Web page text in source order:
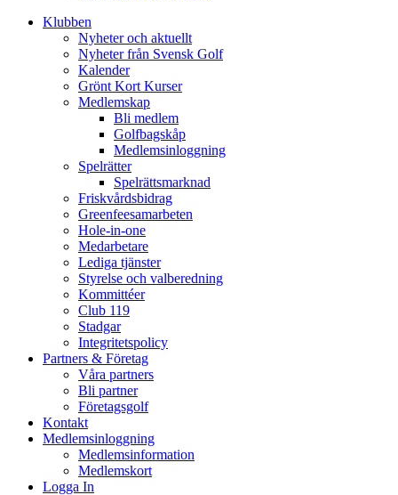
Klubben
Nyheter och aktuellt
Nyheter från Svensk Golf
Kalender
Grönt Kort Kurser
Medlemskap
Bli medlem
Golfbagskåp
Medlemsinloggning
Spelrätter
Spelrättsmarknad
Friskvårdsbidrag
Greenfeesamarbeten
Hole-in-one
Medarbetare
Lediga tjänster
Styrelse och valberedning
Kommittéer
Club 119
Stadgar
Integritetspolicy
Partners & Företag
Våra partners
Bli partner
Företagsgolf
Kontakt
Medlemsinloggning
Medlemsinformation
Medlemskort
Logga In